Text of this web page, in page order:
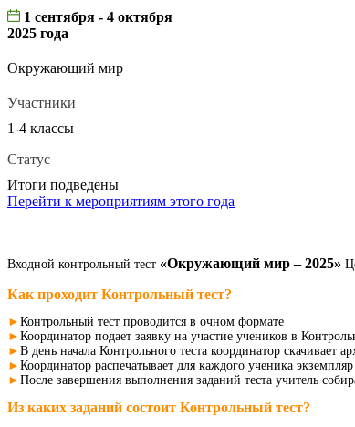
1 сентября - 4 октября
2025 года
Окружающий мир
Участники
1-4 классы
Статус
Итоги подведены
Перейти к мероприятиям этого года
Входной контрольный тест «Окружающий мир – 2025»
Как проходит Контрольный тест?
► Контрольный тест проводится в очном формате
► Координатор подает заявку на участие учеников в
► В день начала Контрольного теста координатор скачивает
► Координатор распечатывает для каждого ученика
► После завершения выполнения заданий теста учитель
Из каких заданий состоит Контрольный тест?